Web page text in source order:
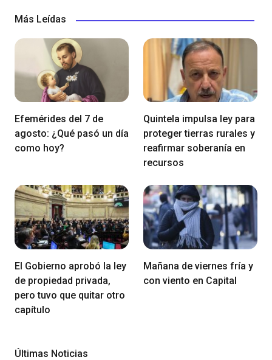
Más Leídas
Efemérides del 7 de
agosto: ¿Qué pasó un día
como hoy?
Quintela impulsa ley para
proteger tierras rurales y
reafirmar soberanía en
recursos
El Gobierno aprobó la ley
de propiedad privada,
pero tuvo que quitar otro
capítulo
Mañana de viernes fría y
con viento en Capital
Últimas Noticias